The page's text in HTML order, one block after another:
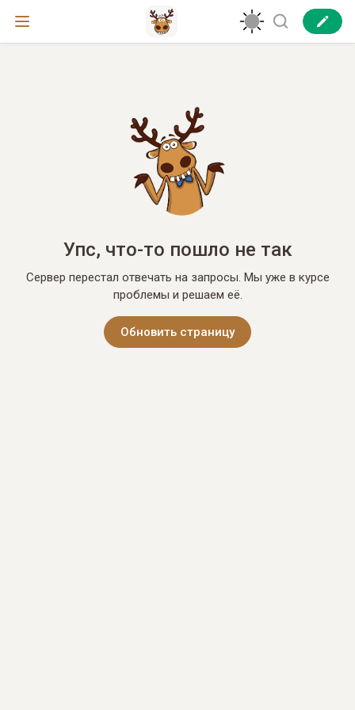
Упс, что-то пошло не так
Сервер перестал отвечать на запросы. Мы уже в курсе
проблемы и решаем её.
Обновить страницу